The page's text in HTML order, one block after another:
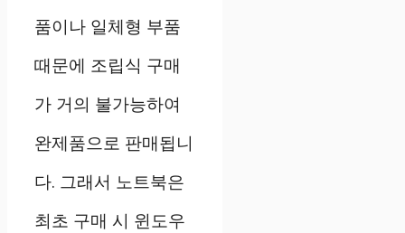
품이나 일체형 부품
때문에 조립식 구매
가 거의 불가능하여
완제품으로 판매됩니
다. 그래서 노트북은
최초 구매 시 윈도우